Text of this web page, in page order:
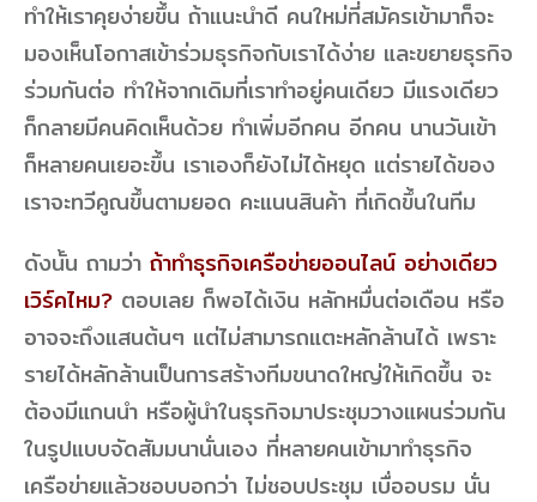
ทำให้เราคุยง่ายขึ้น ถ้าแนะนำดี คนใหม่ที่สมัครเข้ามาก็จะ
มองเห็นโอกาสเข้าร่วมธุรกิจกับเราได้ง่าย และขยายธุรกิจ
ร่วมกันต่อ ทำให้จากเดิมที่เราทำอยู่คนเดียว มีแรงเดียว
ก็กลายมีคนคิดเห็นด้วย ทำเพิ่มอีกคน อีกคน นานวันเข้า
ก็หลายคนเยอะขึ้น เราเองก็ยังไม่ได้หยุด แต่รายได้ของ
เราจะทวีคูณขึ้นตามยอด คะแนนสินค้า ที่เกิดขึ้นในทีม
ดังนั้น ถามว่า ถ้าทำธุรกิจเครือข่ายออนไลน์ อย่างเดียว
เวิร์คไหม? ตอบเลย ก็พอได้เงิน หลักหมื่นต่อเดือน หรือ
อาจจะถึงแสนต้นๆ แต่ไม่สามารถแตะหลักล้านได้ เพราะ
รายได้หลักล้านเป็นการสร้างทีมขนาดใหญ่ให้เกิดขึ้น จะ
ต้องมีแกนนำ หรือผู้นำในธุรกิจมาประชุมวางแผนร่วมกัน
ในรูปแบบจัดสัมมนานั่นเอง ที่หลายคนเข้ามาทำธุรกิจ
เครือข่ายแล้วชอบบอกว่า ไม่ชอบประชุม เบื่ออบรม นั่น